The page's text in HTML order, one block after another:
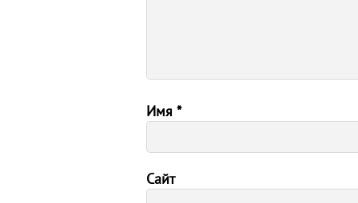
Имя *
Сайт